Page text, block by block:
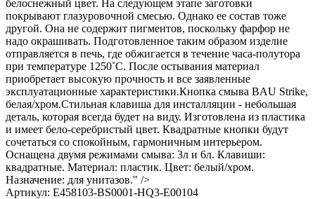
белоснежный цвет. На следующем этапе заготовки
покрывают глазуровочной смесью. Однако ее состав тоже
другой. Она не содержит пигментов, поскольку фарфор не
надо окрашивать. Подготовленное таким образом изделие
отправляется в печь, где обжигается в течение часа-полутора
при температуре 1250˚С. После остывания материал
приобретает высокую прочность и все заявленные
эксплуатационные характеристики.Кнопка смыва BAU Strike,
белая/хром.Стильная клавиша для инсталляции - небольшая
деталь, которая всегда будет на виду. Изготовлена из пластика
и имеет бело-серебристый цвет. Квадратные кнопки будут
сочетаться со спокойным, гармоничным интерьером.
Оснащена двумя режимами смыва: 3л и 6л. Клавиши:
квадратные. Материал: пластик. Цвет: белый/хром.
Назначение: для унитазов." />
Артикул: E458103-BS0001-HQ3-E00104